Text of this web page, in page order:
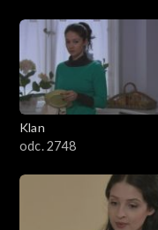
Klan
odc. 2748